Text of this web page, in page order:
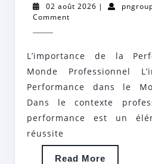
SEIN
DE
CLÉS
DU
SUCCÈS
02 août 2026 02|
Comment
L’importance de la
Monde Professionnel
Performance dans le
Dans le contexte
performance est un
réussite
Read More